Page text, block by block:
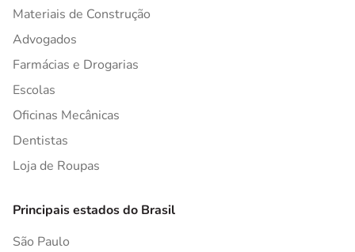
Materiais de Construção
Advogados
Farmácias e Drogarias
Escolas
Oficinas Mecânicas
Dentistas
Loja de Roupas
Principais estados do Brasil
São Paulo